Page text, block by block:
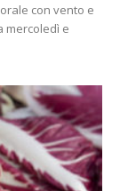
con vento e
mercoledì e